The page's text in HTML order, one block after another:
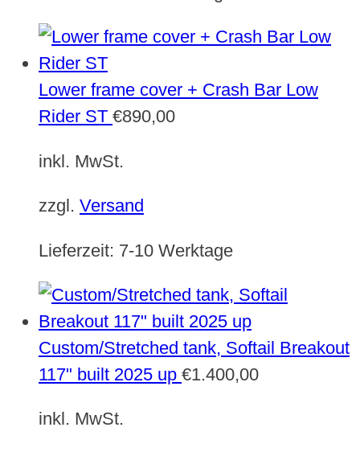
Lower frame cover + Crash Bar Low
Rider ST €890,00
inkl. MwSt.
zzgl. Versand
Lieferzeit: 7-10 Werktage
Custom/Stretched tank, Softail Breakout
117" built 2025 up €1.400,00
inkl. MwSt.